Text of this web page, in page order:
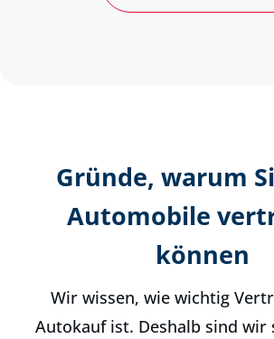
Gründe, warum
Automobile
können
Wir wissen, wie wichtig
Autokauf ist. Deshalb sind wir